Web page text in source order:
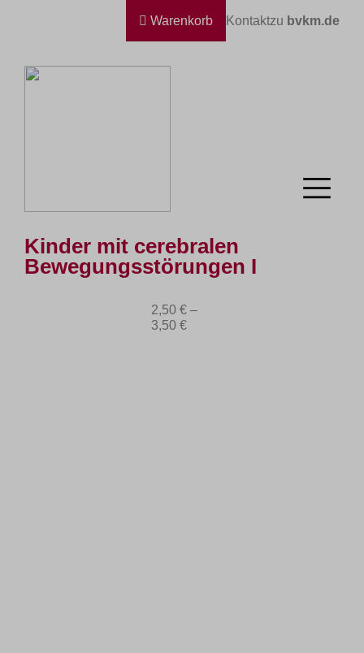
Warenkorb Kontaktzu bvkm.de
Kinder mit cerebralen
Bewegungsstörungen I
2,50 €–
3,50 €